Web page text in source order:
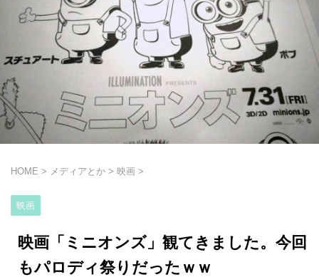
HOME > メディアとか > 映画 >
映画
映画「ミニオンズ」観てきました。今回
もパロディ祭りだったｗｗ